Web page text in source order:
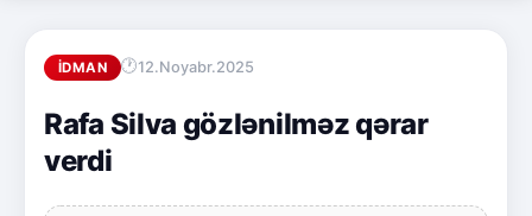
İDMAN 12.Noyabr.2025
Rafa Silva gözlənilməz qərar
verdi